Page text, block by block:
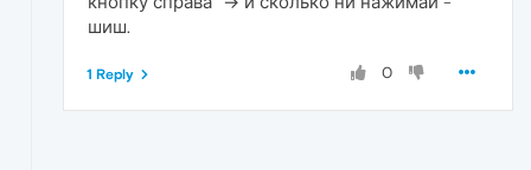
шиш.
0
1 Reply